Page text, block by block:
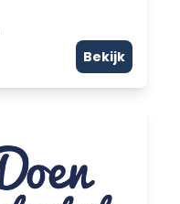
Bekijk